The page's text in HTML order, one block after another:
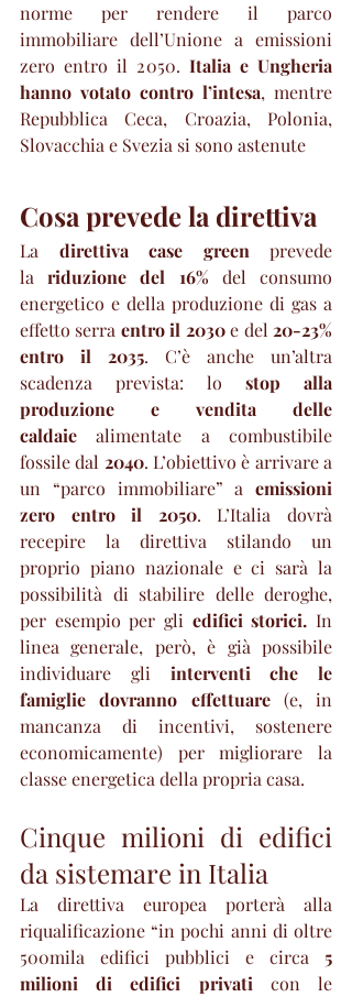
norme per rendere il parco
immobiliare dell’Unione a emissioni
zero entro il 2050. Italia e Ungheria
hanno votato contro l’intesa, mentre
Repubblica Ceca, Croazia, Polonia,
Slovacchia e Svezia si sono astenute
Cosa prevede la direttiva
La direttiva case green prevede
la riduzione del 16% del consumo
energetico e della produzione di gas a
effetto serra entro il 2030 e del 20-23%
entro il 2035. C’è anche un’altra
scadenza prevista: lo stop alla
produzione e vendita delle
caldaie alimentate a combustibile
fossile dal 2040. L’obiettivo è arrivare a
un “parco immobiliare” a emissioni
zero entro il 2050. L’Italia dovrà
recepire la direttiva stilando un
proprio piano nazionale e ci sarà la
possibilità di stabilire delle deroghe,
per esempio per gli edifici storici. In
linea generale, però, è già possibile
individuare gli interventi che le
famiglie dovranno effettuare (e, in
mancanza di incentivi, sostenere
economicamente) per migliorare la
classe energetica della propria casa.
Cinque milioni di edifici
da sistemare in Italia
La direttiva europea porterà alla
riqualificazione “in pochi anni di oltre
500mila edifici pubblici e circa 5
milioni di edifici privati con le